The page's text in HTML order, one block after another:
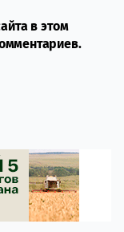
в этом